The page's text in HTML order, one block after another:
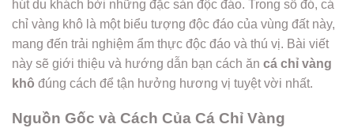
hút du khách bởi những đặc sản độc đáo. Trong số đó, cá
chỉ vàng khô là một biểu tượng độc đáo của vùng đất này,
mang đến trải nghiệm ẩm thực độc đáo và thú vị. Bài viết
này sẽ giới thiệu và hướng dẫn bạn cách ăn cá chỉ vàng
khô đúng cách để tận hưởng hương vị tuyệt vời nhất.
Nguồn Gốc và Cách Của Cá Chỉ Vàng